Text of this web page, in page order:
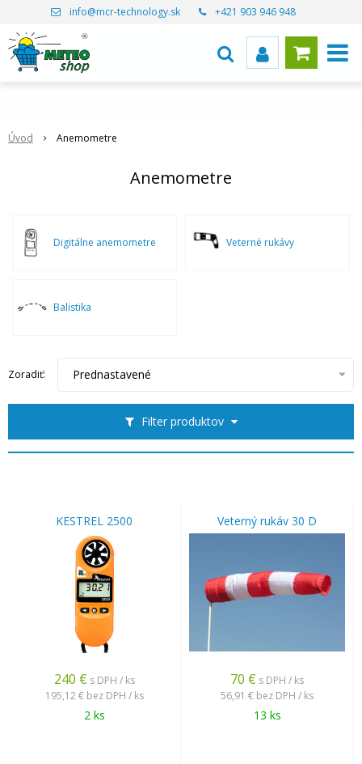
info@mcr-technology.sk +421 903 946 948
Úvod Anemometre
Anemometre
Digitálne anemometre Veterné rukávy
Balistika
Filter produktov
Zoradiť: Prednastavené
KESTREL 2500
240 € s DPH / ks
195,12 € bez DPH / ks
2 ks
Veterný rukáv 30 D
70 € s DPH / ks
56,91 € bez DPH / ks
13 ks